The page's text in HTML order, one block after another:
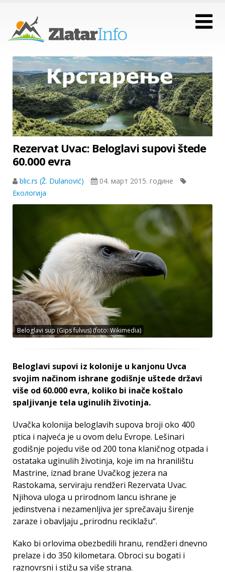
Rezervat Uvac: Beloglavi supovi štede
60.000 evra
blic.rs (Ž. Dulanović)
04. март 2015. године
Екологија
Beloglavi sup (Gips fulvus) (foto: Wikimedia)
Beloglavi supovi iz kolonije u kanjonu Uvca
svojim načinom ishrane godišnje uštede državi
više od 60.000 evra, koliko bi inače koštalo
spaljivanje tela uginulih životinja.
Uvačka kolonija beloglavih supova broji oko 400
ptica i najveća je u ovom delu Evrope. Lešinari
godišnje pojedu više od 200 tona klaničnog otpada i
ostataka uginulih životinja, koje im na hranilištu
Mastrine, iznad brane Uvačkog jezera na
Rastokama, serviraju rendžeri Rezervata Uvac.
Njihova uloga u prirodnom lancu ishrane je
jedinstvena i nezamenljiva jer sprečavaju širenje
zaraze i obavljaju „prirodnu reciklažu“.
Kako bi orlovima obezbedili hranu, rendžeri dnevno
prelaze i do 350 kilometara. Obroci su bogati i
raznovrsni i stižu sa više strana.